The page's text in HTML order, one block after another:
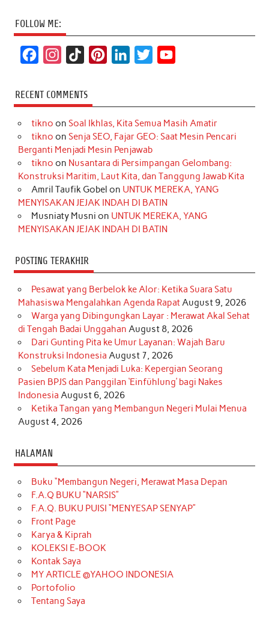
FOLLOW ME:
c
e
b
o
k
s
t
a
r
a
m
k
T
o
k
t
e
r
e
s
t
k
e
d
I
n
t
t
r
T
u
e
RECENT COMMENTS
tikno on Soal Ikhlas, Kita Semua Masih Amatir
tikno on Senja SEO, Fajar GEO: Saat Mesin Pencari
Berganti Menjadi Mesin Penjawab
tikno on Nusantara di Persimpangan Gelombang:
Konstruksi Maritim, Laut Kita, dan Tanggung Jawab Kita
Amril Taufik Gobel on UNTUK MEREKA, YANG
MENYISAKAN JEJAK INDAH DI BATIN
Musniaty Musni on UNTUK MEREKA, YANG
MENYISAKAN JEJAK INDAH DI BATIN
POSTING TERAKHIR
Pesawat yang Berbelok ke Alor: Ketika Suara Satu
Mahasiswa Mengalahkan Agenda RapatAugust 9, 2026
Warga yang Dibingungkan Layar : Merawat Akal Sehat
di Tengah Badai Unggahan August 8, 2026
Dari Gunting Pita ke Umur Layanan: Wajah Baru
Konstruksi Indonesia August 7, 2026
Sebelum Kata Menjadi Luka: Kepergian Seorang
Pasien BPJS dan Panggilan ‘Einfühlung’ bagi Nakes
Indonesia August 6, 2026
Ketika Tangan yang Membangun Negeri Mulai Menua
August 4, 2026
HALAMAN
Buku “Membangun Negeri, Merawat Masa Depan
F.A.Q BUKU “NARSIS”
F.A.Q. BUKU PUISI “MENYESAP SENYAP”
Front Page
Karya & Kiprah
KOLEKSI E-BOOK
Kontak Saya
MY ARTICLE @YAHOO INDONESIA
Portofolio
Tentang Saya